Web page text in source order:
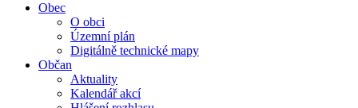
Obec
O obci
Územní plán
Digitálně technické mapy
Občan
Aktuality
Kalendář akcí